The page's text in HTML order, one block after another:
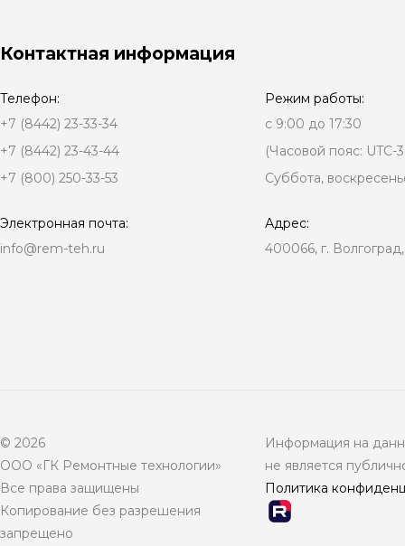
Контактная информация
Телефон:
+7 (8442) 23-33-34
+7 (8442) 23-43-44
+7 (800) 250-33-53
Режим работы:
с 9:00 до 17:30
(Часовой пояс: UTC-
Суббота,
Электронная почта:
info@rem-teh.ru
Адрес:
400066, г.
© 2026
ООО «ГК Ремонтные технологии»
Все права защищены
Копирование без разрешения
запрещено
Информация на
не является
Политика